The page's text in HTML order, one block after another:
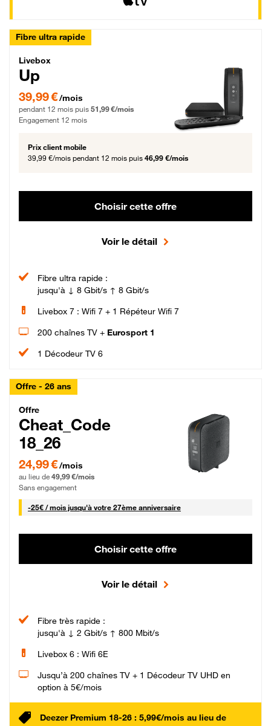
Fibre ultra rapide
Livebox Up Fibre
Livebox
Up
39,99 € par mois pendant 12 mois puis 51,99 € par mois, Engagement 12 mois
39,99 €/mois
pendant 12 mois puis 51,99 €/mois
Engagement 12 mois
Prix client mobile
39,99 €/mois pendant 12 mois puis 46,99 €/mois
Choisir cette offre
Voir le détail
Fibre ultra rapide :
jusqu'à ↓ 8 Gbit/s ↑ 8 Gbit/s
Livebox 7 : Wifi 7 + 1 Répéteur Wifi 7
200 chaînes TV + Eurosport 1
1 Décodeur TV 6
Offre - 26 ans
Cheat_Code Fibre_18_26
Offre
Cheat_Code
18_26
24,99 € par mois pendant 0 mois puis 49,99 € par mois, Sans engagement
24,99 €/mois
au lieu de 49,99 €/mois
Sans engagement
-25€ / mois25 € par mois
jusqu'à votre 27ème anniversaire
Choisir cette offre
Voir le détail
Fibre très rapide :
jusqu'à ↓ 2 Gbit/s ↑ 800 Mbit/s
Livebox 6 : Wifi 6E
Jusqu’à 200 chaînes TV + 1 Décodeur TV UHD en
option à 5€/mois
Deezer Premium 18-26 : 5,99€/mois au lieu de